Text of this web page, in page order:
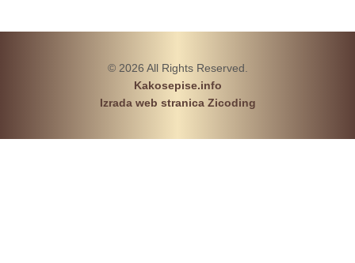
© 2026 All Rights Reserved.
Kakosepise.info
Izrada web stranica Zicoding